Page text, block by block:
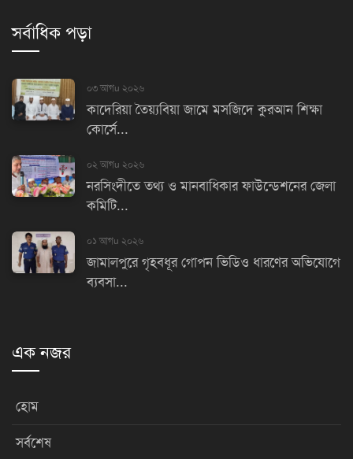
সর্বাধিক পড়া
০৩ আগu ২০২৬
কাদেরিয়া তৈয়্যবিয়া জামে মসজিদে কুরআন শিক্ষা
কোর্সে...
০২ আগu ২০২৬
নরসিংদীতে তথ্য ও মানবাধিকার ফাউন্ডেশনের জেলা
কমিটি...
০১ আগu ২০২৬
জামালপুরে গৃহবধূর গোপন ভিডিও ধারণের অভিযোগে
ব্যবসা...
এক নজর
হোম
সর্বশেষ